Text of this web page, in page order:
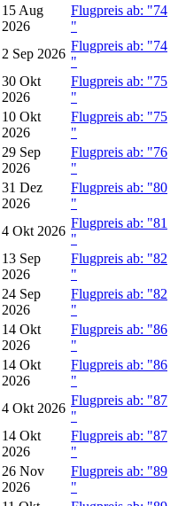
15 Aug
2026
Flugpreis ab: "74
"
2 Sep 2026
Flugpreis ab: "74
"
30 Okt
2026
Flugpreis ab: "75
"
10 Okt
2026
Flugpreis ab: "75
"
29 Sep
2026
Flugpreis ab: "76
"
31 Dez
2026
Flugpreis ab: "80
"
4 Okt 2026
Flugpreis ab: "81
"
13 Sep
2026
Flugpreis ab: "82
"
24 Sep
2026
Flugpreis ab: "82
"
14 Okt
2026
Flugpreis ab: "86
"
14 Okt
2026
Flugpreis ab: "86
"
4 Okt 2026
Flugpreis ab: "87
"
14 Okt
2026
Flugpreis ab: "87
"
26 Nov
2026
Flugpreis ab: "89
"